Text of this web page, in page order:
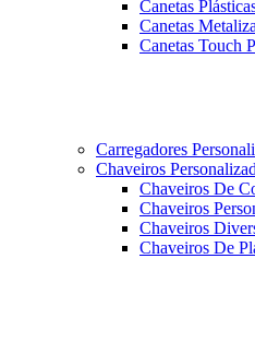
Canetas
Canetas
Canetas Touch
Carregadores
Chaveiros
Chaveiros De
Chaveiros
Chaveiros
Chaveiros De